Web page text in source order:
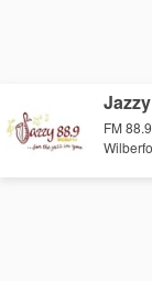
FM 88.9